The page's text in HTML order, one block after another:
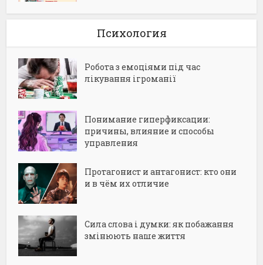
Психология
Робота з емоціями під час
лікування ігроманії
Понимание гиперфиксации:
причины, влияние и способы
управления
Протагонист и антагонист: кто они
и в чём их отличие
Сила слова і думки: як побажання
змінюють наше життя